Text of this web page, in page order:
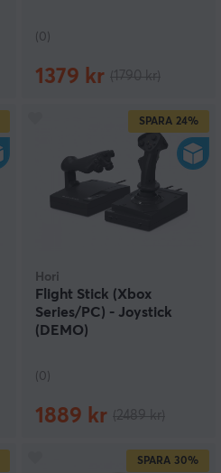
(0)
1379 kr
SPARA 24%
Hori
Flight Stick (Xbox
Series/PC) - Joystick
(DEMO)
(0)
1889 kr
SPARA 30%